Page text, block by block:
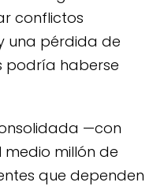
conflictos
una pérdida de
podría haberse
—con
millón de
que dependen